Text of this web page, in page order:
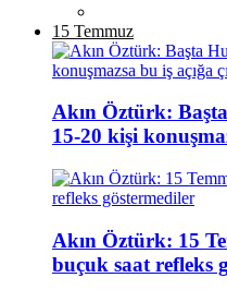
15 Temmuz
Akın Öztürk:
15-20 kişi
Akın Öztürk: 15
buçuk saat refleks